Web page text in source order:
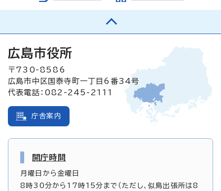
広島市役所
〒730-8586
広島市中区国泰寺町一丁目6番34号
代表電話：082-245-2111
庁舎案内
開庁時間
月曜日から金曜日
8時30分から17時15分まで（ただし、似島出張所は8